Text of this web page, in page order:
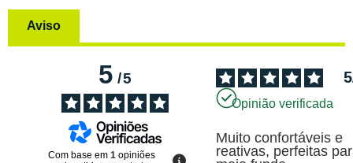
Aviso
5/5
Com base em 1 opiniões
5
Opinião verificada
Muito confortáveis e
reativas, perfeitas